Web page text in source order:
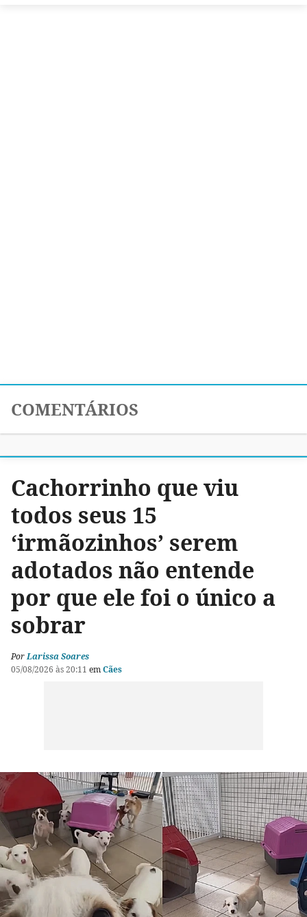
COMENTÁRIOS